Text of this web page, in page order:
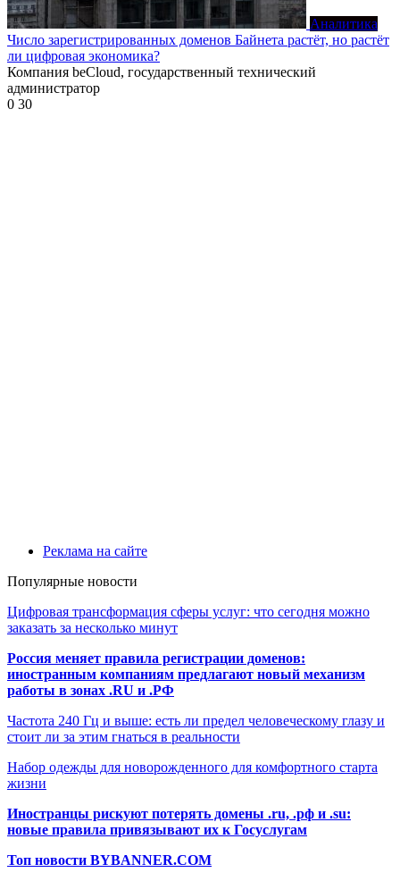
Аналитика
Число зарегистрированных доменов Байнета растёт, но растёт
ли цифровая экономика?
Компания beCloud, государственный технический
администратор
0 30
Реклама на сайте
Популярные новости
Цифровая трансформация сферы услуг: что сегодня можно
заказать за несколько минут
Россия меняет правила регистрации доменов:
иностранным компаниям предлагают новый механизм
работы в зонах .RU и .РФ
Частота 240 Гц и выше: есть ли предел человеческому глазу и
стоит ли за этим гнаться в реальности
Набор одежды для новорожденного для комфортного старта
жизни
Иностранцы рискуют потерять домены .ru, .рф и .su:
новые правила привязывают их к Госуслугам
Топ новости BYBANNER.COM